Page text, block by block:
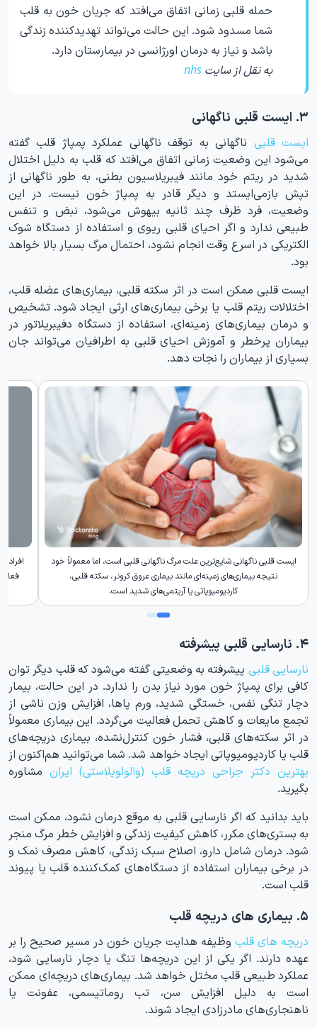
حمله قلبی زمانی اتفاق می‌افتد که جریان خون به قلب
شما مسدود شود. این حالت می‌تواند تهدیدکننده زندگی
باشد و نیاز به درمان اورژانسی در بیمارستان دارد.
به نقل از سایت nhs
۳. ایست قلبی ناگهانی
ایست قلبی ناگهانی به توقف ناگهانی عملکرد پمپاژ قلب گفته
می‌شود این وضعیت زمانی اتفاق می‌افتد که قلب به دلیل اختلال
شدید در ریتم خود مانند فیبریلاسیون بطنی، به طور ناگهانی از
تپش بازمی‌ایستد و دیگر قادر به پمپاژ خون نیست. در این
وضعیت، فرد ظرف چند ثانیه بیهوش می‌شود، نبض و تنفس
طبیعی ندارد و اگر احیای قلبی ریوی و استفاده از دستگاه شوک
الکتریکی در اسرع وقت انجام نشود، احتمال مرگ بسیار بالا خواهد
بود.
ایست قلبی ممکن است در اثر سکته قلبی، بیماری‌های عضله قلب،
اختلالات ریتم قلب یا برخی بیماری‌های ارثی ایجاد شود. تشخیص
و درمان بیماری‌های زمینه‌ای، استفاده از دستگاه دفیبریلاتور در
بیماران پرخطر و آموزش احیای قلبی به اطرافیان می‌تواند جان
بسیاری از بیماران را نجات دهد.
ایست قلبی ناگهانی شایع‌ترین علت مرگ ناگهانی قلبی است، اما معمولاً خود
نتیجه بیماری‌های زمینه‌ای مانند بیماری عروق کرونر، سکته قلبی،
کاردیومیوپاتی یا آریتمی‌های شدید است.
افراد
۴. نارسایی قلبی پیشرفته
نارسایی قلبی پیشرفته به وضعیتی گفته می‌شود که قلب دیگر توان
کافی برای پمپاژ خون مورد نیاز بدن را ندارد. در این حالت، بیمار
دچار تنگی نفس، خستگی شدید، ورم پاها، افزایش وزن ناشی از
تجمع مایعات و کاهش تحمل فعالیت می‌گردد. این بیماری معمولاً
در اثر سکته‌های قلبی، فشار خون کنترل‌نشده، بیماری دریچه‌های
قلب یا کاردیومیوپاتی ایجاد خواهد شد. شما می‌توانید هم‌اکنون از
بهترین دکتر جراحی دریچه قلب (والولوپلاستی) ایران مشاوره
بگیرید.
باید بدانید که اگر نارسایی قلبی به موقع درمان نشود، ممکن است
به بستری‌های مکرر، کاهش کیفیت زندگی و افزایش خطر مرگ منجر
شود. درمان شامل دارو، اصلاح سبک زندگی، کاهش مصرف نمک و
در برخی بیماران استفاده از دستگاه‌های کمک‌کننده قلب یا پیوند
قلب است.
۵. بیماری های دریچه قلب
دریچه های قلب وظیفه هدایت جریان خون در مسیر صحیح را بر
عهده دارند. اگر یکی از این دریچه‌ها تنگ یا دچار نارسایی شود،
عملکرد طبیعی قلب مختل خواهد شد. بیماری‌های دریچه‌ای ممکن
است به دلیل افزایش سن، تب روماتیسمی، عفونت یا
ناهنجاری‌های مادرزادی ایجاد شوند.